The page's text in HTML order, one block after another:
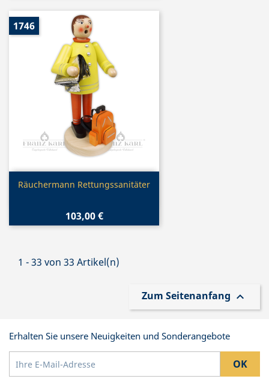
Vorschau
Räuchermann Rettungssanitäter
103,00 €
1746
1 - 33 von 33 Artikel(n)
Zum Seitenanfang 
Erhalten Sie unsere Neuigkeiten und Sonderangebote